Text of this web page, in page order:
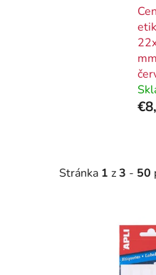
Stránka 1 z3 - 50